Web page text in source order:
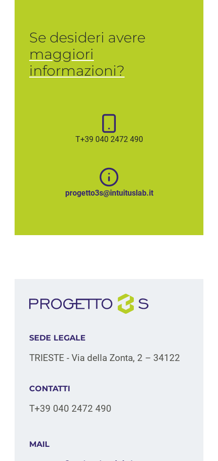
Se desideri avere
maggiori
informazioni?
T+39 040 2472 490
progetto3s@intuituslab.it
SEDE LEGALE
TRIESTE - Via della Zonta, 2 – 34122
CONTATTI
T+39 040 2472 490
MAIL